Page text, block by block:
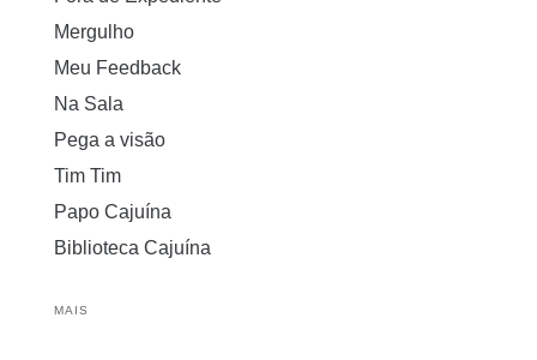
Mergulho
Meu Feedback
Na Sala
Pega a visão
Tim Tim
Papo Cajuína
Biblioteca Cajuína
MAIS